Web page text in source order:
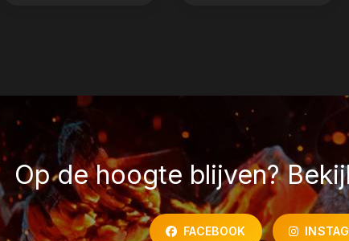
Op de hoogte blijven?
FACEBOOK